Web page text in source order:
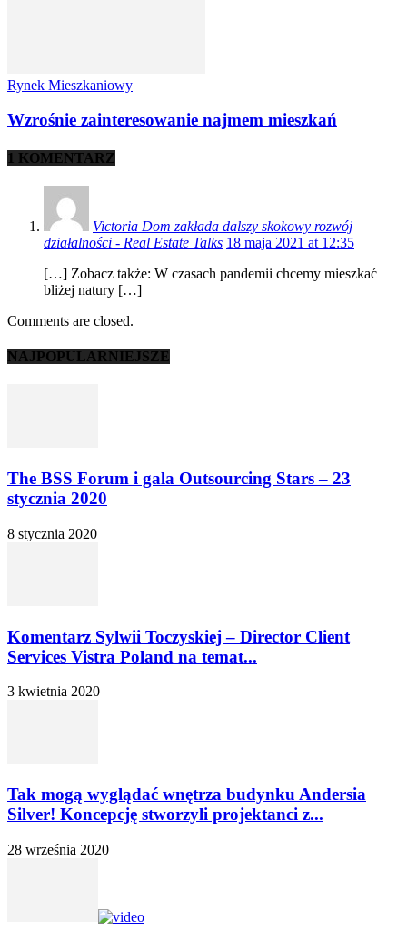
Rynek Mieszkaniowy
Wzrośnie zainteresowanie najmem mieszkań
1 KOMENTARZ
Victoria Dom zakłada dalszy skokowy rozwój
działalności - Real Estate Talks 18 maja 2021 at 12:35
[…] Zobacz także: W czasach pandemii chcemy mieszkać
bliżej natury […]
Comments are closed.
NAJPOPULARNIEJSZE
The BSS Forum i gala Outsourcing Stars – 23
stycznia 2020
8 stycznia 2020
Komentarz Sylwii Toczyskiej – Director Client
Services Vistra Poland na temat...
3 kwietnia 2020
Tak mogą wyglądać wnętrza budynku Andersia
Silver! Koncepcję stworzyli projektanci z...
28 września 2020